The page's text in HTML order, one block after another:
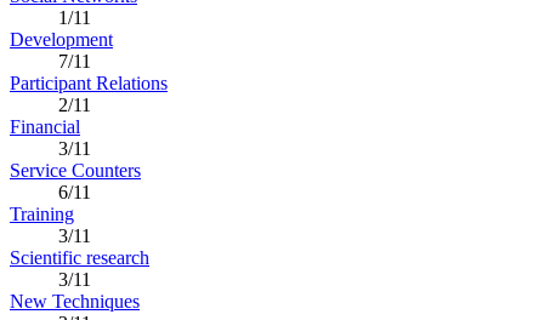
1/11
Development
7/11
Participant Relations
2/11
Financial
3/11
Service Counters
6/11
Training
3/11
Scientific research
3/11
New Techniques